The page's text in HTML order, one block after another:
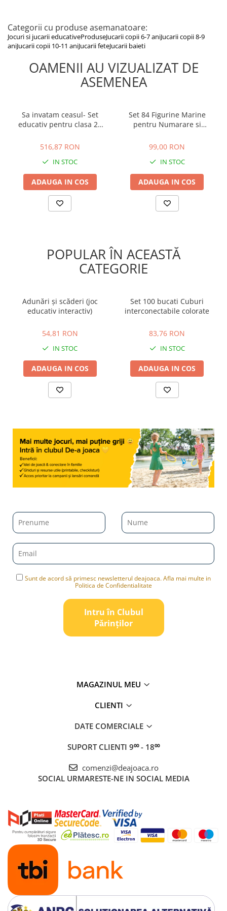
Categorii cu produse asemanatoare:
Jocuri si jucarii educativeProduseJucarii copii 6-7 aniJucarii copii 8-9
aniJucarii copii 10-11 aniJucarii feteJucarii baieti
OAMENII AU VIZUALIZAT DE
ASEMENEA
Sa invatam ceasul- Set
educativ pentru clasa 24
516,87 RON
IN STOC
ADAUGA IN COS
Set 84 Figurine Marine
pentru Numarare si
Matematica si Clasificare
99,00 RON
IN STOC
ADAUGA IN COS
POPULAR ÎN ACEASTĂ
CATEGORIE
Adunări și scăderi (joc
educativ interactiv)
54,81 RON
IN STOC
ADAUGA IN COS
Set 100 bucati Cuburi
interconectabile colorate
83,76 RON
IN STOC
ADAUGA IN COS
Sunt de acord să primesc newsletterul deajoaca. Afla mai multe in
Politica de Confidentialitate
Intru în Clubul
Pǎrinților
MAGAZINUL MEU
CLIENTI
DATE COMERCIALE
SUPORT CLIENTI 9⁰⁰ - 18⁰⁰
comenzi@deajoaca.ro
SOCIAL URMARESTE-NE IN SOCIAL MEDIA